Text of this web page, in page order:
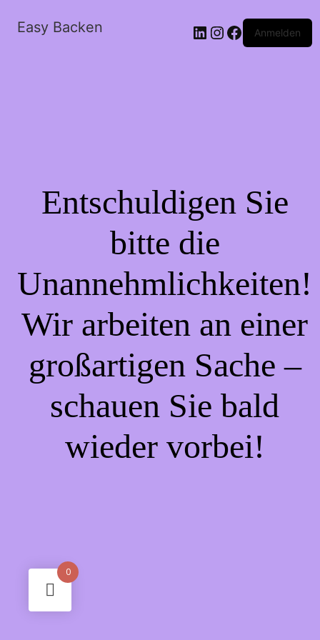
Easy Backen LinkedIn
Instagram
Facebook
Anmelden
Entschuldigen Sie
bitte die
Unannehmlichkeiten!
Wir arbeiten an einer
großartigen Sache –
schauen Sie bald
wieder vorbei!
0